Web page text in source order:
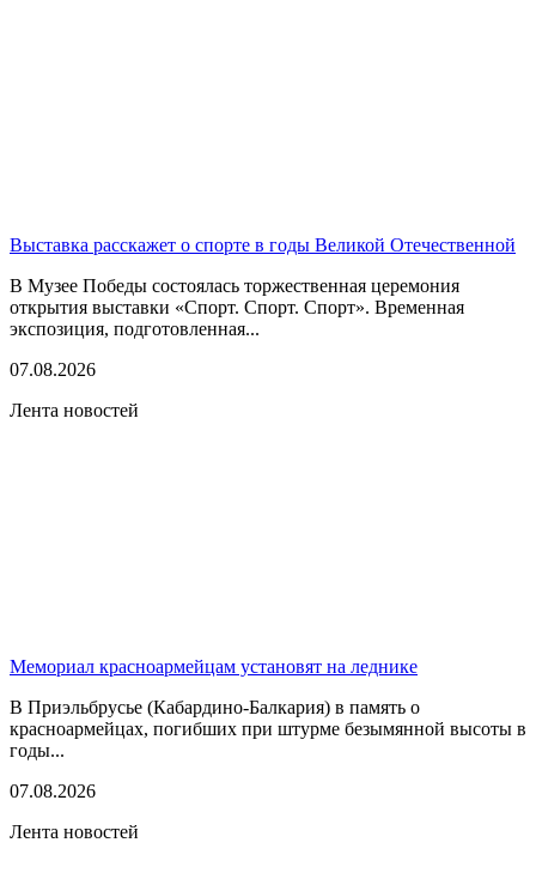
Выставка расскажет о спорте в годы Великой Отечественной
В Музее Победы состоялась торжественная церемония
открытия выставки «Спорт. Спорт. Спорт». Временная
экспозиция, подготовленная...
07.08.2026
Лента новостей
Мемориал красноармейцам установят на леднике
В Приэльбрусье (Кабардино-Балкария) в память о
красноармейцах, погибших при штурме безымянной высоты в
годы...
07.08.2026
Лента новостей